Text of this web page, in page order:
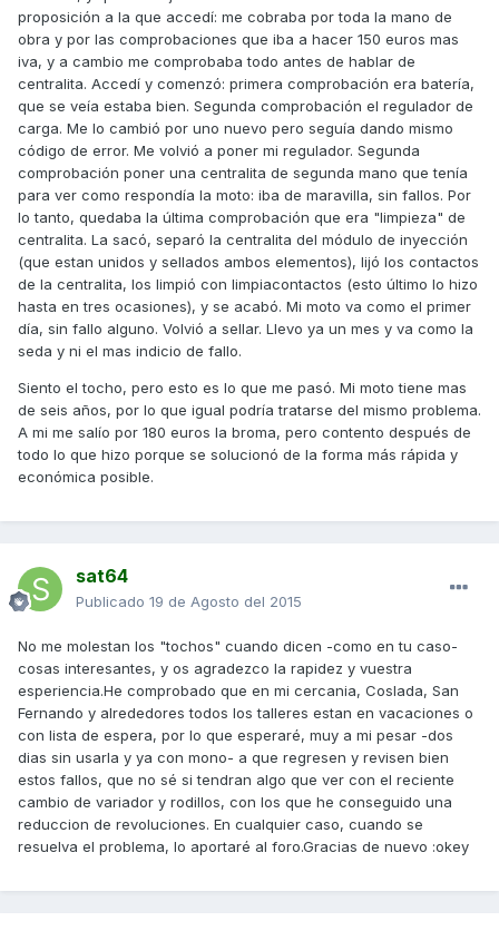
proposición a la que accedí: me cobraba por toda la mano de
obra y por las comprobaciones que iba a hacer 150 euros mas
iva, y a cambio me comprobaba todo antes de hablar de
centralita. Accedí y comenzó: primera comprobación era batería,
que se veía estaba bien. Segunda comprobación el regulador de
carga. Me lo cambió por uno nuevo pero seguía dando mismo
código de error. Me volvió a poner mi regulador. Segunda
comprobación poner una centralita de segunda mano que tenía
para ver como respondía la moto: iba de maravilla, sin fallos. Por
lo tanto, quedaba la última comprobación que era "limpieza" de
centralita. La sacó, separó la centralita del módulo de inyección
(que estan unidos y sellados ambos elementos), lijó los contactos
de la centralita, los limpió con limpiacontactos (esto último lo hizo
hasta en tres ocasiones), y se acabó. Mi moto va como el primer
día, sin fallo alguno. Volvió a sellar. Llevo ya un mes y va como la
seda y ni el mas indicio de fallo.
Siento el tocho, pero esto es lo que me pasó. Mi moto tiene mas
de seis años, por lo que igual podría tratarse del mismo problema.
A mi me salío por 180 euros la broma, pero contento después de
todo lo que hizo porque se solucionó de la forma más rápida y
económica posible.
sat64
Publicado 19 de Agosto del 2015
No me molestan los "tochos" cuando dicen -como en tu caso-
cosas interesantes, y os agradezco la rapidez y vuestra
esperiencia.He comprobado que en mi cercania, Coslada, San
Fernando y alrededores todos los talleres estan en vacaciones o
con lista de espera, por lo que esperaré, muy a mi pesar -dos
dias sin usarla y ya con mono- a que regresen y revisen bien
estos fallos, que no sé si tendran algo que ver con el reciente
cambio de variador y rodillos, con los que he conseguido una
reduccion de revoluciones. En cualquier caso, cuando se
resuelva el problema, lo aportaré al foro.Gracias de nuevo :okey